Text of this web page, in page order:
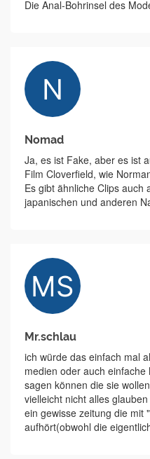
Die Anal-Bohrinsel des
Nomad
Ja, es ist Fake, aber es ist
Film Cloverfield, wie
Es gibt ähnliche Clips auch
japanischen und anderen
Mr.schlau
ich würde das einfach mal
medien oder auch
sagen können die sie
vielleicht nicht alles
ein gewisse zeitung die mit
aufhört(obwohl die